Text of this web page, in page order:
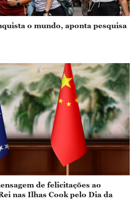
o mundo, aponta pesquisa
de felicitações ao
nas Ilhas Cook pelo Dia da